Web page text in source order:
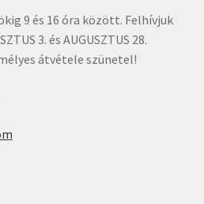
9 és 16 óra között. Felhívjuk
3. és AUGUSZTUS 28.
átvétele szünetel!